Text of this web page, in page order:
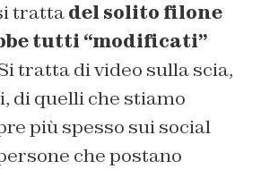
trattadel solito filone
tutti “modificati”
tratta di video sulla scia,
di quelli che stiamo
più spesso sui social
che postano